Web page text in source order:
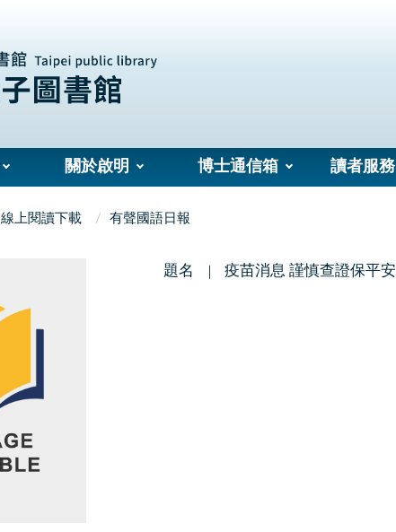
關於啟明 博士通信箱 讀者服務
線上閱讀下載 有聲國語日報
題名 疫苗消息 謹慎查證保平安